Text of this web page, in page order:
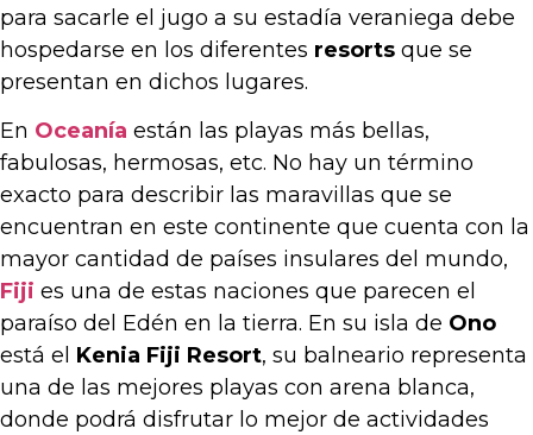
para sacarle el jugo a su estadía veraniega debe
hospedarse en los diferentes resorts que se
presentan en dichos lugares.
En Oceanía están las playas más bellas,
fabulosas, hermosas, etc. No hay un término
exacto para describir las maravillas que se
encuentran en este continente que cuenta con la
mayor cantidad de países insulares del mundo,
Fiji es una de estas naciones que parecen el
paraíso del Edén en la tierra. En su isla de Ono
está el Kenia Fiji Resort, su balneario representa
una de las mejores playas con arena blanca,
donde podrá disfrutar lo mejor de actividades